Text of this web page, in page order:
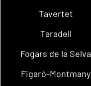
Tavertet
Taradell
Fogars de la Selva
Figaró-Montmany